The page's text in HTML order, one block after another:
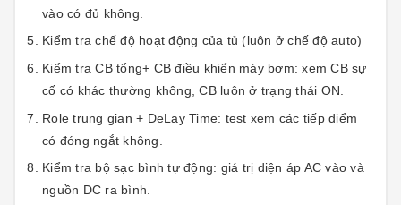
vào có đủ không.
Kiểm tra chế độ hoạt động của tủ (luôn ở chế độ auto)
Kiểm tra CB tổng+ CB điều khiển máy bơm: xem CB sự
cố có khác thường không, CB luôn ở trạng thái ON.
Role trung gian + DeLay Time: test xem các tiếp điểm
có đóng ngắt không.
Kiểm tra bộ sạc bình tự động: giá trị diện áp AC vào và
nguồn DC ra bình.